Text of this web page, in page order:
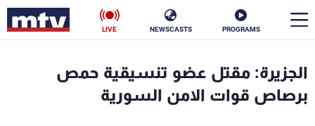
PROGRAMS
NEWSCASTS
LIVE
الجزيرة: مقتل عضو تنسيقية حمص
برصاص قوات الامن السورية
الأخبار